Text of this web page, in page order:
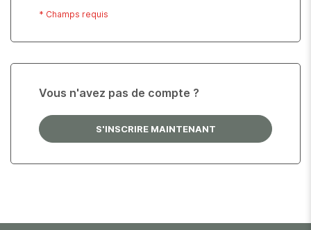
Vous n'avez pas de compte ?
S'INSCRIRE MAINTENANT